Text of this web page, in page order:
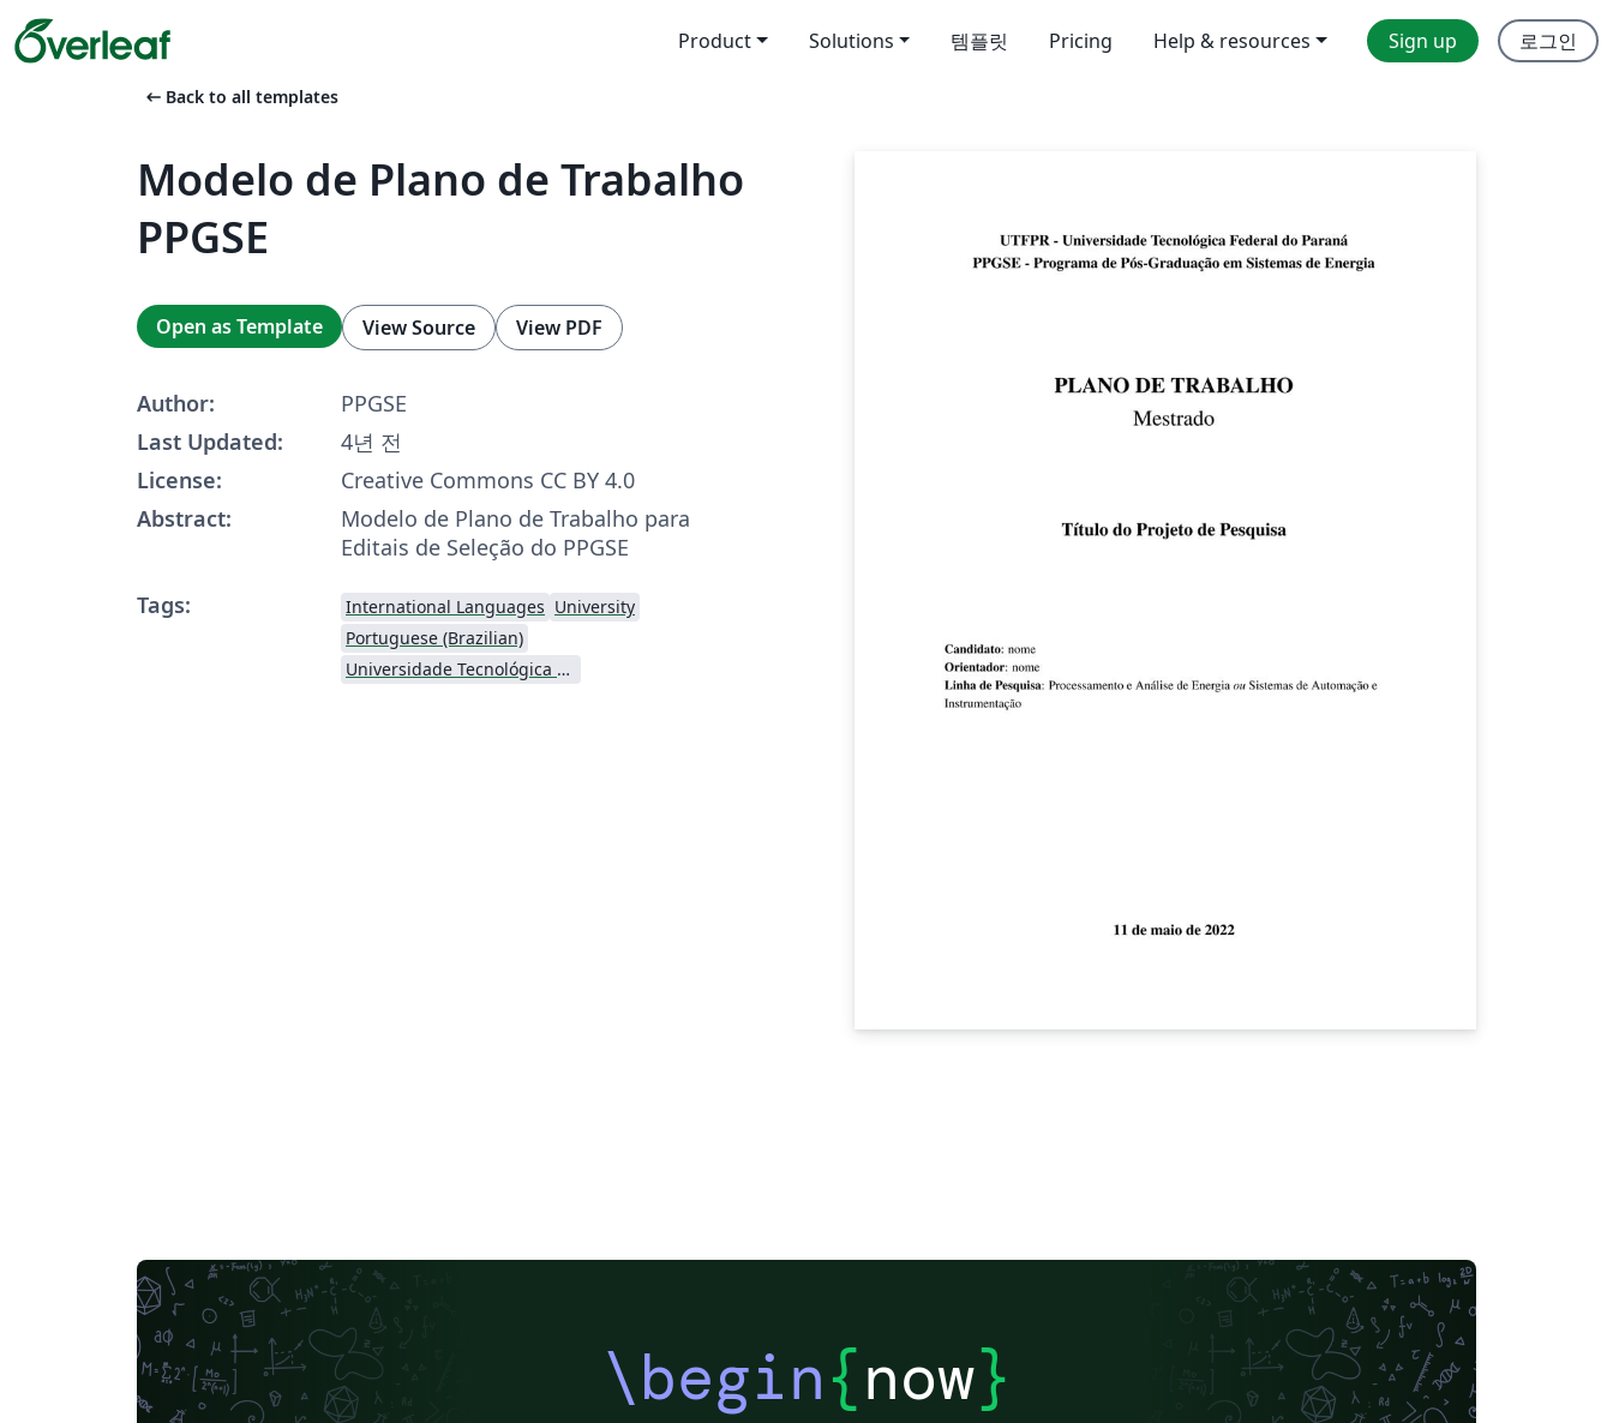
Product Solutions 템플릿 Pricing Help & resources Sign up 로그인
arrow_left_alt Back to all templates
Modelo de Plano de Trabalho
PPGSE
Open as Template View Source View PDF
Author:
PPGSE
Last Updated:
4년 전
License:
Creative Commons CC BY 4.0
Abstract:
Modelo de Plano de Trabalho para
Editais de Seleção do PPGSE
Tags:
International Languages University
Portuguese (Brazilian)
Universidade Tecnológica Federal do Paraná (UTFPR)
\begin{now}